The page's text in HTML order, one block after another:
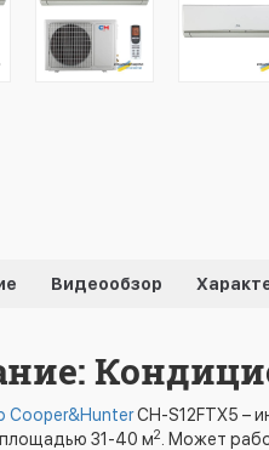
Видеообзор
Cooper&HunterCH-S12FTX5 –
31-40 м2 . Может